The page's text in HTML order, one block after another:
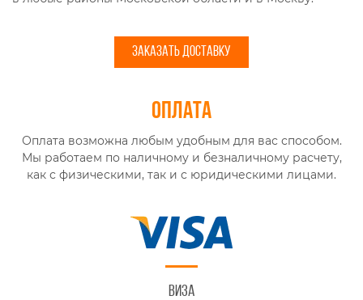
ЗАКАЗАТЬ ДОСТАВКУ
Оплата
Оплата возможна любым удобным для вас способом.
Мы работаем по наличному и безналичному расчету,
как с физическими, так и с юридическими лицами.
Виза